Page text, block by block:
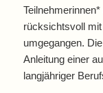
rücksichtsvoll
umgegangen.
Anleitung einer
langjähriger